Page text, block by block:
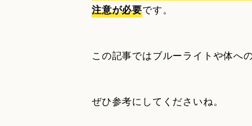
注意が必要です。
この記事ではブルーライトや体へ
ぜひ参考にしてくださいね。